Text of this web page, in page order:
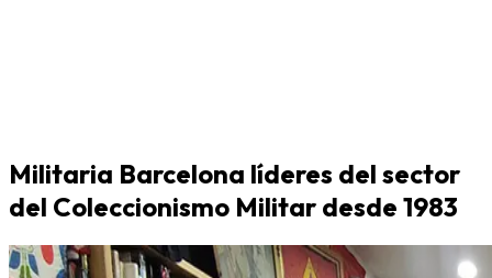
Militaria Barcelona líderes del sector
del Coleccionismo Militar desde 1983